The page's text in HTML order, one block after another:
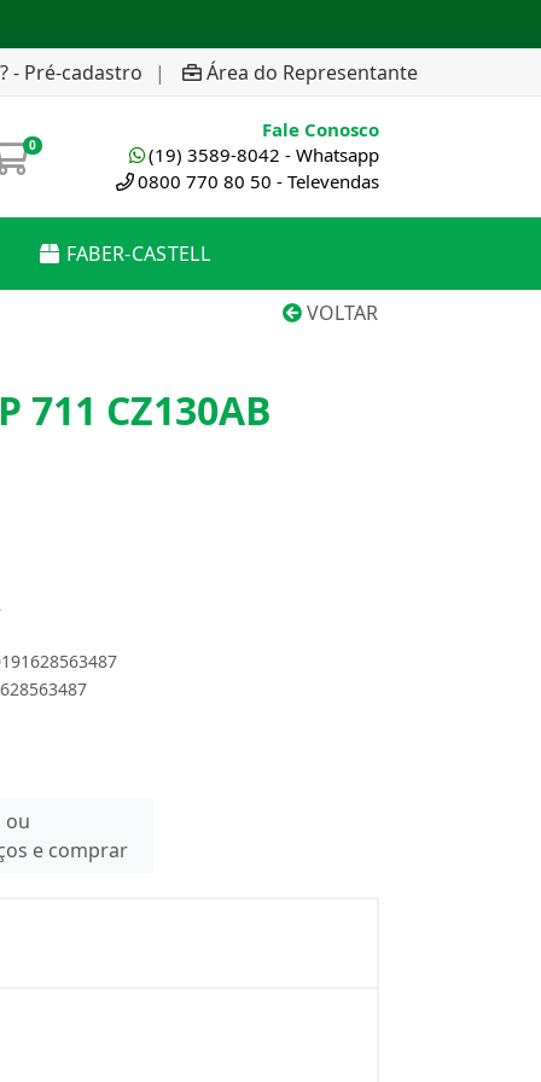
- Pré-cadastro | Área do Representante
0
Fale Conosco
(19) 3589-8042 - Whatsapp
0800 770 80 50 - Televendas
FABER-CASTELL
VOLTAR
711 CZ130AB
ou
e comprar